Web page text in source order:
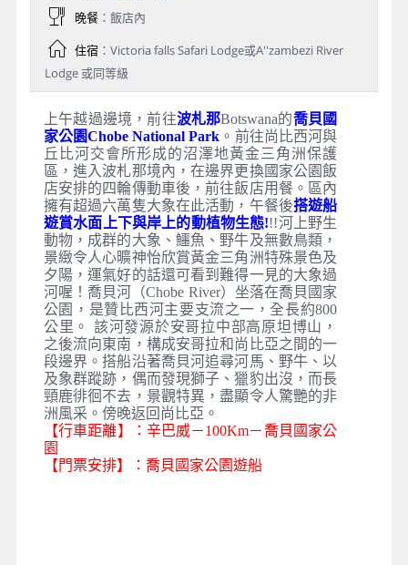
晚餐：飯店內
住宿：Victoria falls Safari Lodge或A''zambezi River
Lodge 或同等級
上午越過邊境，前往波札那Botswana的喬貝國
家公園Chobe National Park 。前往尚比西河與
丘比河交會所形成的沼澤地黃金三角洲保護
區，進入波札那境內，在邊界更換國家公園飯
店安排的四輪傳動車後，前往飯店用餐。區內
擁有超過六萬隻大象在此活動，午餐後搭遊船
遊賞水面上下與岸上的動植物生態!!!河上野生
動物，成群的大象、鱷魚、野牛及無數鳥類，
景緻令人心曠神怡欣賞黃金三角洲特殊景色及
夕陽，運氣好的話還可看到難得一見的大象過
河喔！喬貝河（Chobe River）坐落在喬貝國家
公園，是贊比西河主要支流之一，全長約800
公里。 該河發源於安哥拉中部高原坦博山，
之後流向東南，構成安哥拉和尚比亞之間的一
段邊界。搭船沿著喬貝河追尋河馬、野牛、以
及象群蹤跡，偶而發現獅子、獵豹出沒，而長
頸鹿徘徊不去，景觀特異，盡顯令人驚艷的非
洲風采。傍晚返回尚比亞。
【行車距離】：辛巴威－100Km－喬貝國家公
園
【門票安排】：喬貝國家公園遊船